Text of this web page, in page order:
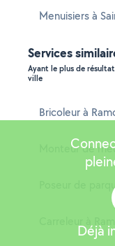
Menuisiers à
Services
Ayant le plus de
ville
Bricoleur à
Monteur de
Poseur de
Déjà